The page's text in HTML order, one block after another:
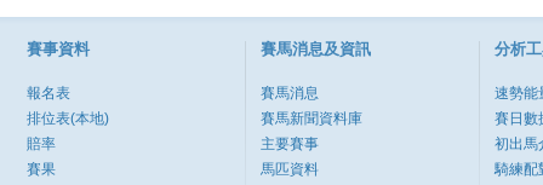
賽事資料
報名表
排位表(本地)
賠率
賽果
賽馬消息及資訊
賽馬消息
賽馬新聞資料庫
主要賽事
馬匹資料
分析
速勢能
賽日數
初出馬
騎練配